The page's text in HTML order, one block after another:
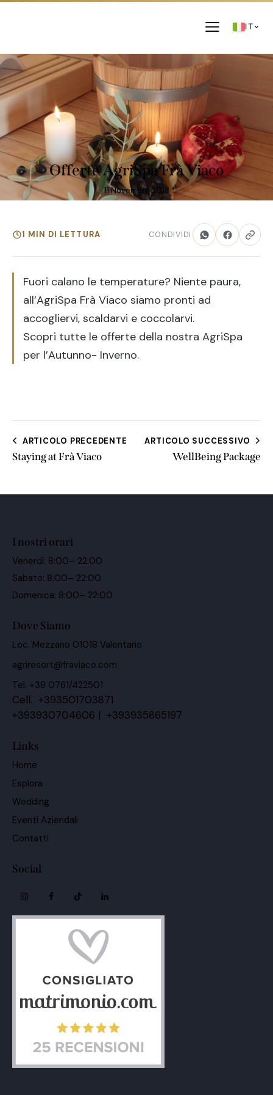
IT
OFFERTE
Offerte AgriSpa Frà Viaco
11 Novembre 2018
1 MIN DI LETTURA CONDIVIDI
Fuori calano le temperature? Niente paura,
all’AgriSpa Frà Viaco siamo pronti ad
accogliervi, scaldarvi e coccolarvi.
Scopri tutte le offerte della nostra AgriSpa
per l’Autunno- Inverno.
ARTICOLO PRECEDENTE
Staying at Frà Viaco
ARTICOLO SUCCESSIVO
WellBeing Package
I nostri orari
Venerdì: 8:00– 22:00
Sabato: 8:00– 22:00
Domenica: 8:00– 22:00
Dove Siamo
Loc. Mezzano 01018 Valentano
agriresort@fraviaco.com
Tel. +39 0761/422501
Cell. +393501703871
+393930704606 | +393935865197
Links
Home
Esplora
Wedding
Eventi Aziendali
Contatti
Social